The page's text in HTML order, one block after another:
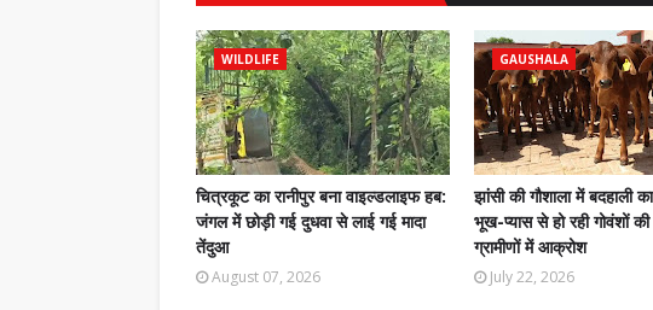
WILDLIFE
चित्रकूट का रानीपुर बना वाइल्डलाइफ हब:
जंगल में छोड़ी गई दुधवा से लाई गई मादा
तेंदुआ
August 07, 2026
GAUSHALA
झांसी की गौशाला में बदहाली
भूख-प्यास से हो रही गोवंशों की
ग्रामीणों में आक्रोश
July 22, 2026